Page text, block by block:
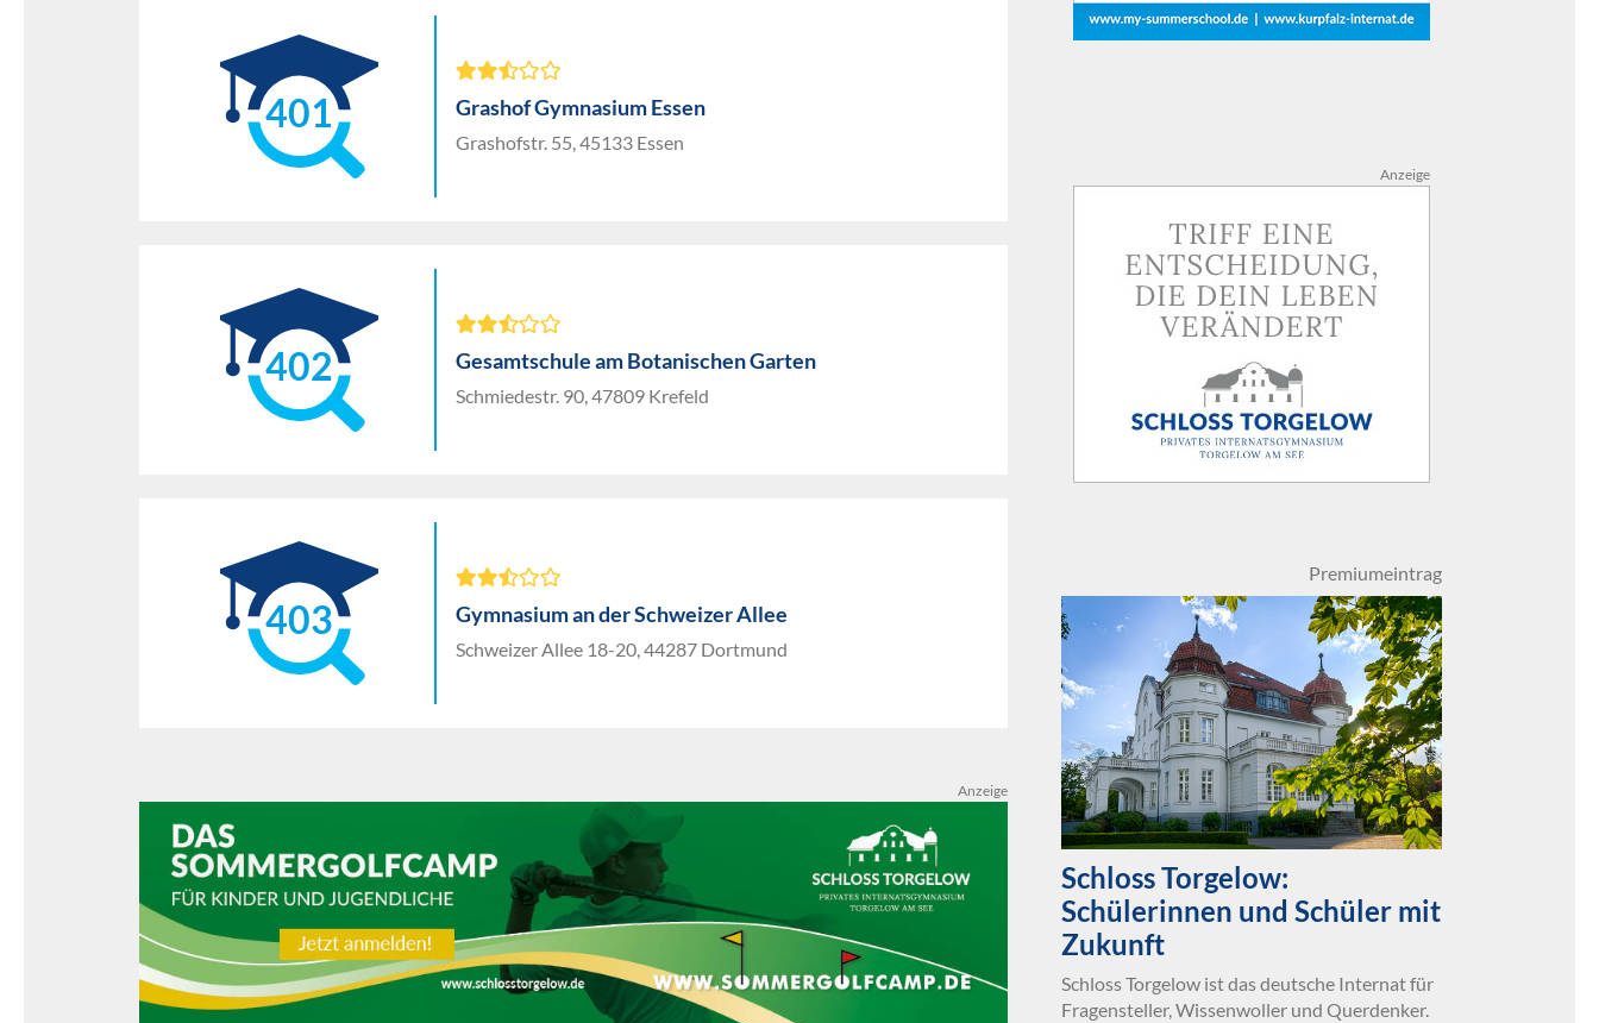
401 Grashof Gymnasium Essen
Grashofstr. 55, 45133 Essen
402 Gesamtschule am Botanischen Garten
Schmiedestr. 90, 47809 Krefeld
403 Gymnasium an der Schweizer Allee
Schweizer Allee 18-20, 44287 Dortmund
Anzeige
Anzeige
Premiumeintrag
Schloss Torgelow:
Schülerinnen und Schüler mit
Zukunft
Schloss Torgelow ist das deutsche Internat für
Fragensteller, Wissenwoller und Querdenker.